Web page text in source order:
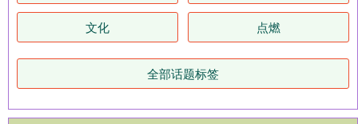
文化 点燃
全部话题标签